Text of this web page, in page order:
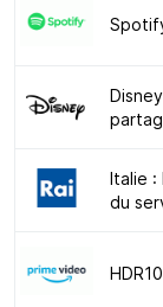
Italie :
du